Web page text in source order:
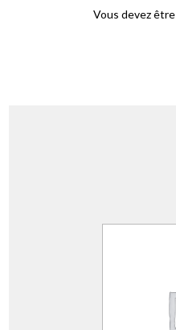
Vous devez être